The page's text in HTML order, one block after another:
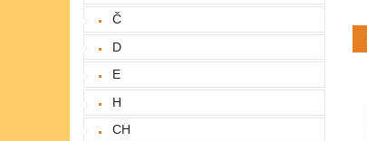
Č
D
E
H
CH